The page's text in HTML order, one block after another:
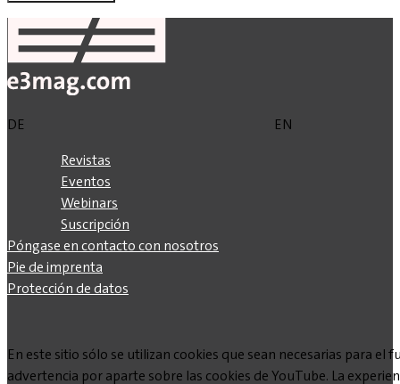
DE
EN
Revistas
Eventos
Webinars
Suscripción
Póngase en contacto con nosotros
Pie de imprenta
Protección de datos
En este sitio sólo se utilizan cookies que sean necesarias para
advertencia por aparte sobre las cookies de YouTube. La